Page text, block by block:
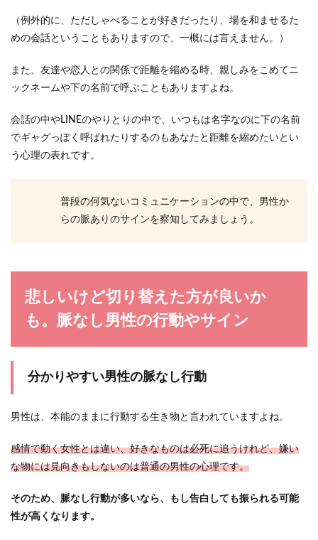
（例外的に、ただしゃべることが好きだったり、場を和ませるた
めの会話ということもありますので、一概には言えません。）
また、友達や恋人との関係で距離を縮める時、親しみをこめてニ
ックネームや下の名前で呼ぶこともありますよね。
会話の中やLINEのやりとりの中で、いつもは名字なのに下の名前
でギャグっぽく呼ばれたりするのもあなたと距離を縮めたいとい
う心理の表れです。
普段の何気ないコミュニケーションの中で、男性か
らの脈ありのサインを察知してみましょう。
悲しいけど切り替えた方が良いか
も。脈なし男性の行動やサイン
分かりやすい男性の脈なし行動
男性は、本能のままに行動する生き物と言われていますよね。
感情で動く女性とは違い、好きなものは必死に追うけれど、嫌い
な物には見向きもしないのは普通の男性の心理です。
そのため、脈なし行動が多いなら、もし告白しても振られる可能
性が高くなります。